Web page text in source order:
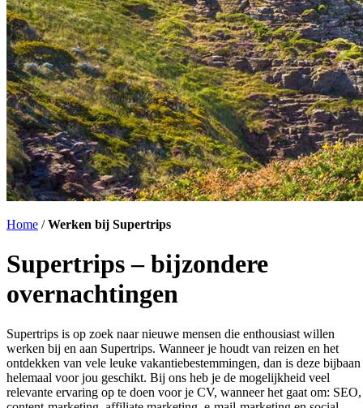
Home /Werken bij Supertrips
Supertrips – bijzondere
overnachtingen
Supertrips is op zoek naar nieuwe mensen die enthousiast willen
werken bij en aan Supertrips. Wanneer je houdt van reizen en het
ontdekken van vele leuke vakantiebestemmingen, dan is deze bijbaan
helemaal voor jou geschikt. Bij ons heb je de mogelijkheid veel
relevante ervaring op te doen voor je CV, wanneer het gaat om: SEO,